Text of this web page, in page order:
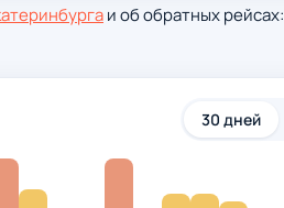
и об обратных рейсах:
30 дней